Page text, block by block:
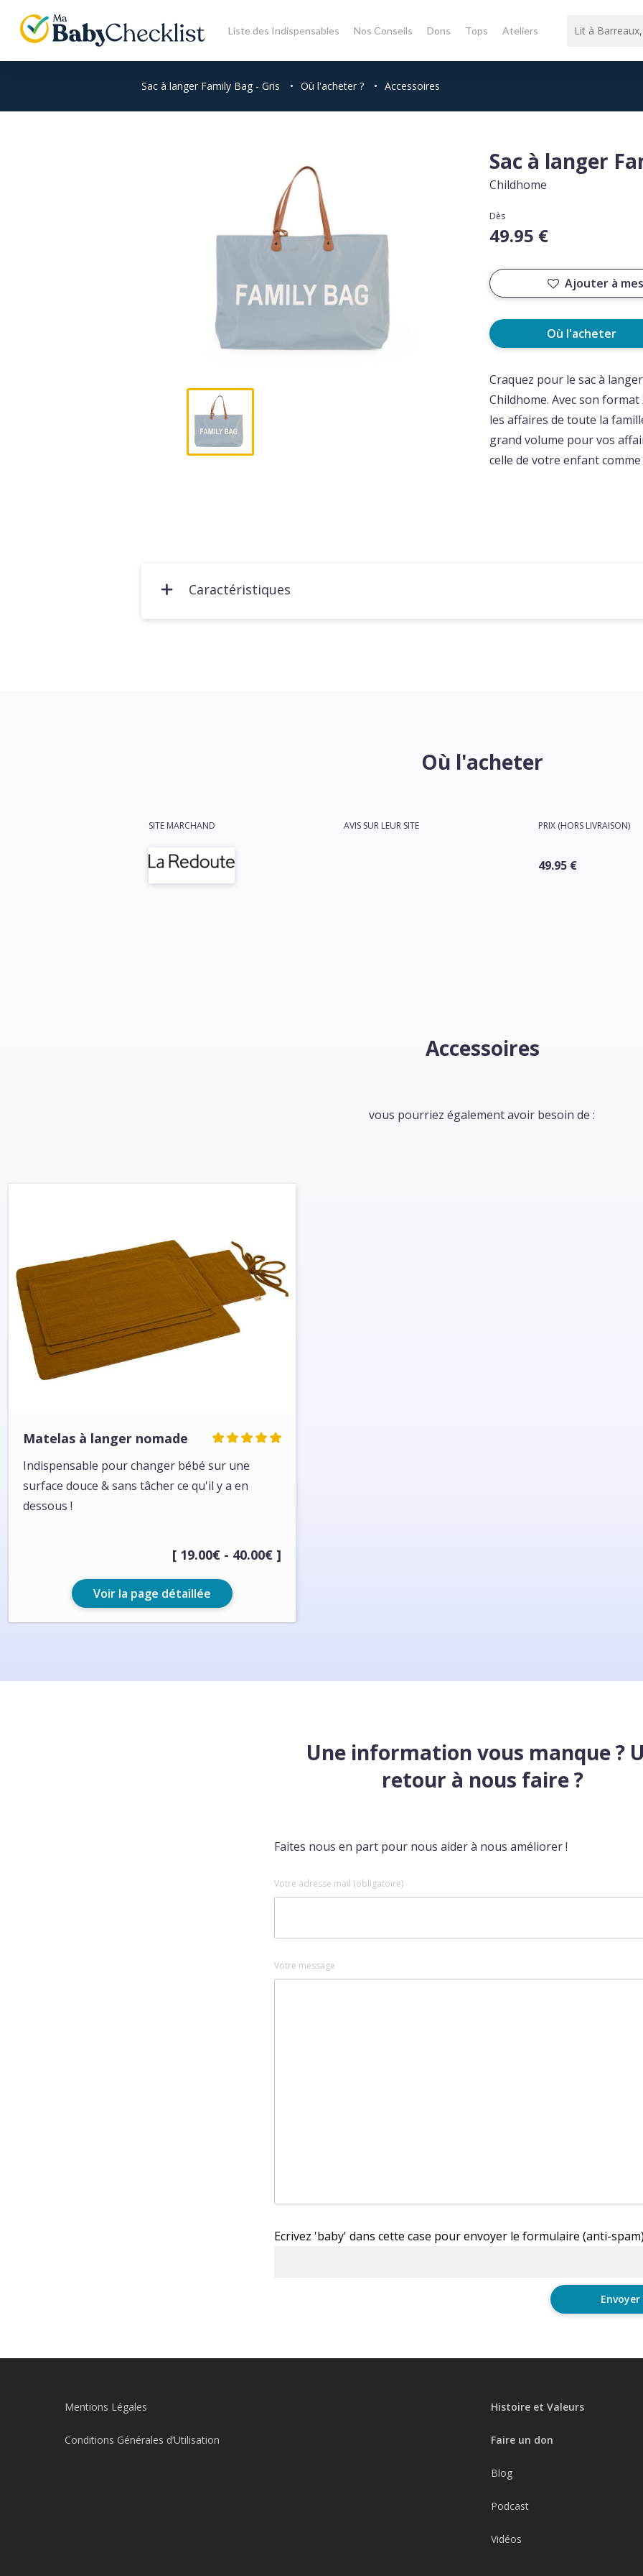
content
Liste des Indispensables Nos Conseils Dons Tops Ateliers
Sac à langer Family Bag - Gris • Où l'acheter ? • Accessoires
Sac à langer
Childhome
Dès
49.95 €
Ajouter à
Où l'acheter
Craquez pour le sac à
Childhome. Avec son format
les affaires de toute la
grand volume pour vos
celle de votre enfant
Caractéristiques
Où l'acheter
SITE MARCHAND AVIS SUR LEUR SITE PRIX (HORS LIVRAISON)
49.95 €
Accessoires
vous pourriez également avoir besoin de :
Matelas à langer nomade
Indispensable pour changer bébé sur une
surface douce & sans tâcher ce qu'il y a en
dessous !
[ 19.00€ - 40.00€ ]
Voir la page détaillée
Une information vous manque ?
retour à nous faire ?
Faites nous en part pour nous aider à nous améliorer !
Votre adresse mail (obligatoire)
Votre message
Ecrivez 'baby' dans cette case pour envoyer le formulaire (anti-
Mentions Légales
Conditions Générales d’Utilisation
Histoire et Valeurs
Faire un don
Blog
Podcast
Vidéos